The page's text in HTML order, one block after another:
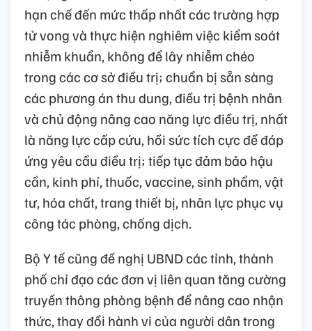
hạn chế đến mức thấp nhất các trường hợp
tử vong và thực hiện nghiêm việc kiểm soát
nhiễm khuẩn, không để lây nhiễm chéo
trong các cơ sở điều trị; chuẩn bị sẵn sàng
các phương án thu dung, điều trị bệnh nhân
và chủ động nâng cao năng lực điều trị, nhất
là năng lực cấp cứu, hồi sức tích cực để đáp
ứng yêu cầu điều trị; tiếp tục đảm bảo hậu
cần, kinh phí, thuốc, vaccine, sinh phẩm, vật
tư, hóa chất, trang thiết bị, nhân lực phục vụ
công tác phòng, chống dịch.
Bộ Y tế cũng đề nghị UBND các tỉnh, thành
phố chỉ đạo các đơn vị liên quan tăng cường
truyền thông phòng bệnh để nâng cao nhận
thức, thay đổi hành vi của người dân trong